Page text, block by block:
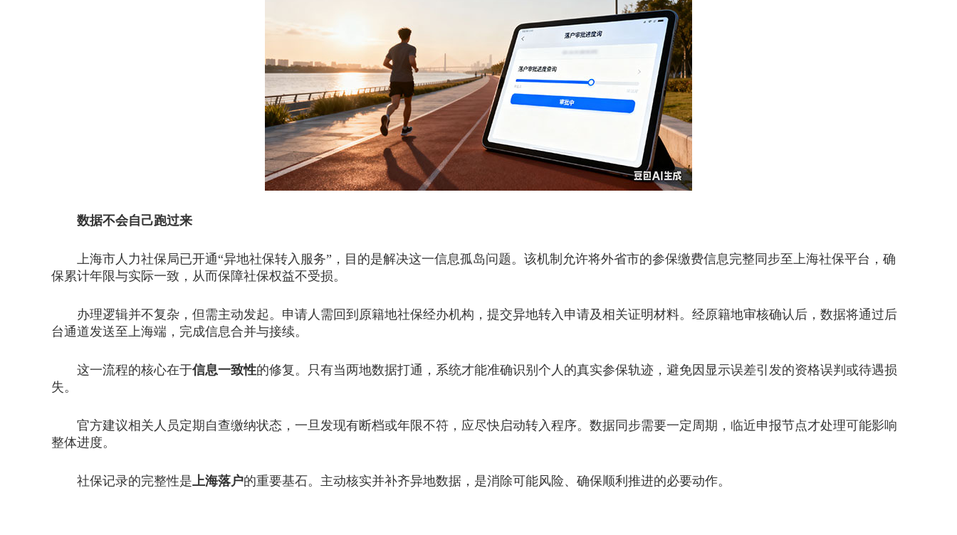
数据不会自己跑过来
上海市人力社保局已开通“异地社保转入服务”，目的是解决这一信息孤岛问题。该机制允许将外省市的参保缴费信息完整同步至上海社保平台，确
保累计年限与实际一致，从而保障社保权益不受损。
办理逻辑并不复杂，但需主动发起。申请人需回到原籍地社保经办机构，提交异地转入申请及相关证明材料。经原籍地审核确认后，数据将通过后
台通道发送至上海端，完成信息合并与接续。
这一流程的核心在于信息一致性的修复。只有当两地数据打通，系统才能准确识别个人的真实参保轨迹，避免因显示误差引发的资格误判或待遇损
失。
官方建议相关人员定期自查缴纳状态，一旦发现有断档或年限不符，应尽快启动转入程序。数据同步需要一定周期，临近申报节点才处理可能影响
整体进度。
社保记录的完整性是上海落户的重要基石。主动核实并补齐异地数据，是消除可能风险、确保顺利推进的必要动作。